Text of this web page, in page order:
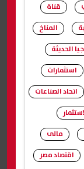
قناة
المناخ
الحديثة
استثمارات
اتحاد الصناعات
مالى
اقتصاد مصر